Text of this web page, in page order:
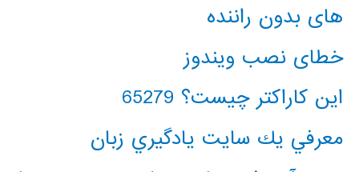
های بدون راننده
خطای نصب ویندوز
این کاراکتر چیست؟ 65279
معرفي يك سايت يادگيري زبان